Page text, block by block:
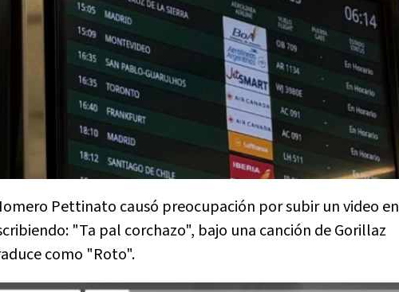
Pettinato causó preocupación por subir un video en
"Ta pal corchazo", bajo una canción de Gorillaz
como "Roto".